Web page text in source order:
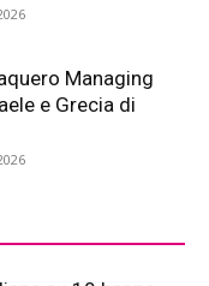
Managing
e Grecia di